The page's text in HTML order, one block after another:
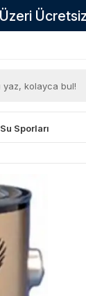
Su Sporları